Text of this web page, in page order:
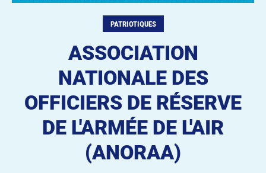
PATRIOTIQUES
ASSOCIATION
NATIONALE DES
OFFICIERS DE RÉSERVE
DE L'ARMÉE DE L'AIR
(ANORAA)